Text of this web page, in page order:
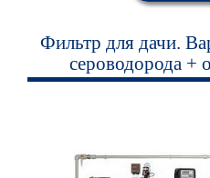
Фильтр для дачи.
сероводорода +